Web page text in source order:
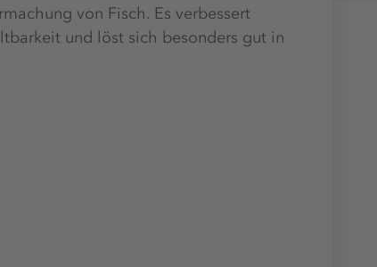
von Fisch. Es verbessert
und löst sich besonders gut in